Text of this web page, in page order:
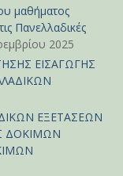
μαθήματος
Πανελλαδικές
2025
ΕΙΣΑΓΩΓΗΣ
ΕΞΕΤΑΣΕΩΝ
ΔΟΚΙΜΩΝ